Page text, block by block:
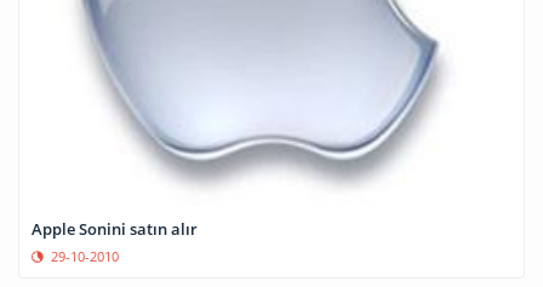
Apple Sonini satın alır
29-10-2010